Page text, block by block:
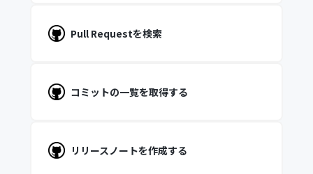
Pull Requestを検索
コミットの一覧を取得する
リリースノートを作成する